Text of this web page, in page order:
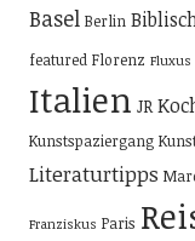
Basel Berlin
featured Florenz Fluxus
Italien JR
Kunstspaziergang
Literaturtipps
Franziskus Paris